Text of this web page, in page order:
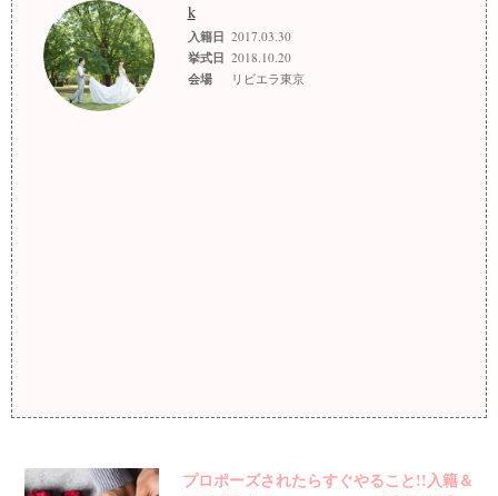
k
入籍日 2017.03.30
挙式日 2018.10.20
会場 リビエラ東京
プロポーズされたらすぐやること!!入籍＆